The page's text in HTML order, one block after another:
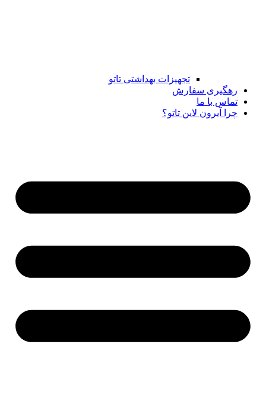
تجهیزات بهداشتی تاتو
رهگیری سفارش
تماس با ما
چرا آیرون لاین تاتو؟